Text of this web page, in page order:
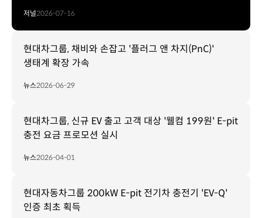
저널2026-07-16
현대차그룹, 채비와 손잡고 '플러그 앤 차지(PnC)'
생태계 확장 가속
뉴스2026-06-29
현대차그룹, 신규 EV 출고 고객 대상 '웰컴 199원' E-pit
충전 요금 프로모션 실시
뉴스2026-04-01
현대자동차그룹 200kW E-pit 전기차 충전기 'EV-Q'
인증 최초 획득